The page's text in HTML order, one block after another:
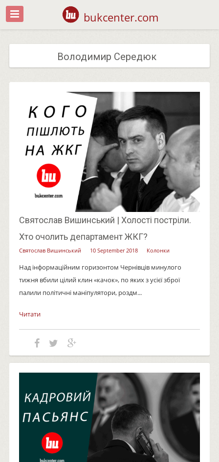
bukcenter.com
Володимир Середюк
Святослав Вишинський | Холості постріли.
Хто очолить департамент ЖКГ?
Святослав Вишинський 10 September 2018 Колонки
Над інформаційним горизонтом Чернівців минулого
тижня вбили цілий клин «качок», по яких з усієї зброї
палили політичні маніпулятори, роздм...
Читати